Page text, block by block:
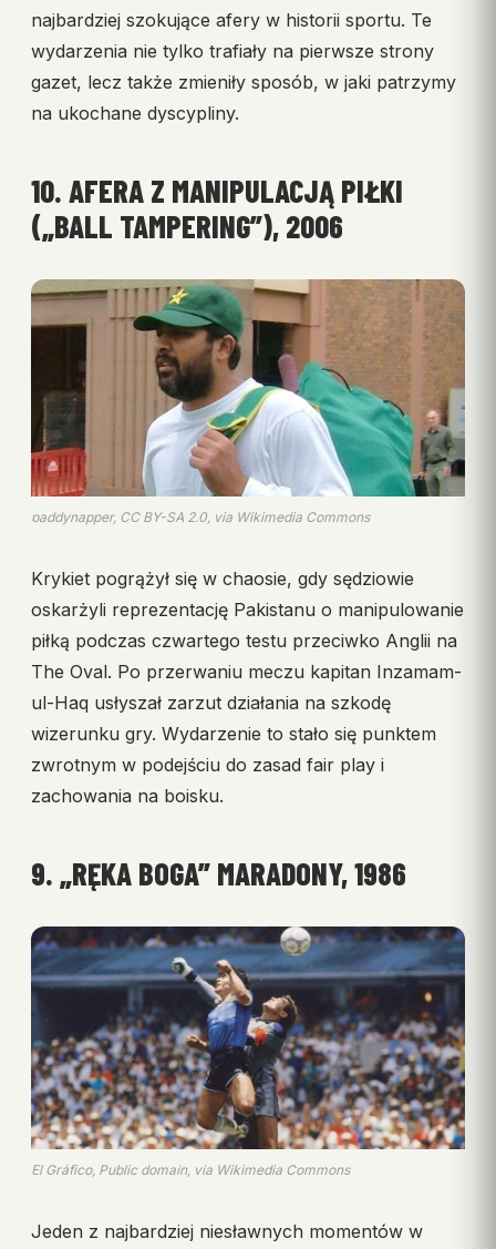
najbardziej szokujące afery w historii sportu. Te
wydarzenia nie tylko trafiały na pierwsze strony
gazet, lecz także zmieniły sposób, w jaki patrzymy
na ukochane dyscypliny.
10. AFERA Z MANIPULACJĄ PIŁKI
(„BALL TAMPERING”), 2006
paddynapper, CC BY-SA 2.0, via Wikimedia Commons
Krykiet pogrążył się w chaosie, gdy sędziowie
oskarżyli reprezentację Pakistanu o manipulowanie
piłką podczas czwartego testu przeciwko Anglii na
The Oval. Po przerwaniu meczu kapitan Inzamam-
ul-Haq usłyszał zarzut działania na szkodę
wizerunku gry. Wydarzenie to stało się punktem
zwrotnym w podejściu do zasad fair play i
zachowania na boisku.
9. „RĘKA BOGA” MARADONY, 1986
El Gráfico, Public domain, via Wikimedia Commons
Jeden z najbardziej niesławnych momentów w